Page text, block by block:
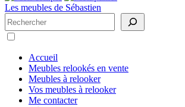
Les meubles de Sébastien
Rechercher
Accueil
Meubles relookés en vente
Meubles à relooker
Vos meubles à relooker
Me contacter